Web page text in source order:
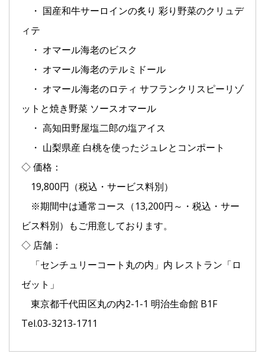
・ 国産和牛サーロインの炙り 彩り野菜のクリュデ
ィテ
・ オマール海老のビスク
・ オマール海老のテルミドール
・ オマール海老のロティ サフランクリスピーリゾ
ットと焼き野菜 ソースオマール
・ 高知田野屋塩二郎の塩アイス
・ 山梨県産 白桃を使ったジュレとコンポート
◇ 価格：
19,800円（税込・サービス料別）
※期間中は通常コース（13,200円～・税込・サー
ビス料別）もご用意しております。
◇ 店舗：
「センチュリーコート丸の内」内 レストラン「ロ
ゼット」
東京都千代田区丸の内2-1-1 明治生命館 B1F
Tel.03-3213-1711